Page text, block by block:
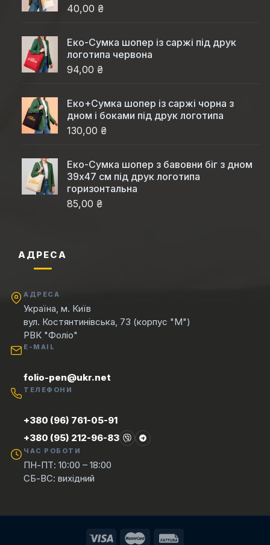
40,00 ₴
Еко-Cумка шопер із саржі під друк
логотипа червона
94,00 ₴
Еко+Сумка шопер із саржі чорна з
дном і боками під друк логотипа
130,00 ₴
Еко-Сумка шопер з бавовни біг з дном
39x47 см під друк логотипа
горизонтальна
85,00 ₴
АДРЕСА
АДРЕСА
Україна, м. Київ
вул. Костянтинівська, 73 (корпус "М")
РВК "Фоліо"
E-MAIL
folio-pen@ukr.net
ТЕЛЕФОНИ
+380 (96) 761-05-91
+380 (95) 212-96-83
ЧАС РОБОТИ
ПН-ПТ: 10:00 – 18:00
СБ-ВС: вихідний